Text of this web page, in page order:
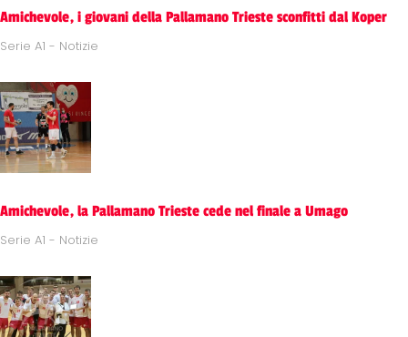
Amichevole, i giovani della Pallamano Trieste sconfitti dal Koper
Serie A1 - Notizie
Amichevole, la Pallamano Trieste cede nel finale a Umago
Serie A1 - Notizie